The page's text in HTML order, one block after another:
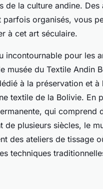
de la culture andine. Des
parfois organisés, vous
à cet art séculaire.
incontournable pour les
musée du Textile Andin
à la préservation et
textile de la Bolivie. En
qui comprend
de plusieurs siècles, le
des ateliers de tissage
techniques